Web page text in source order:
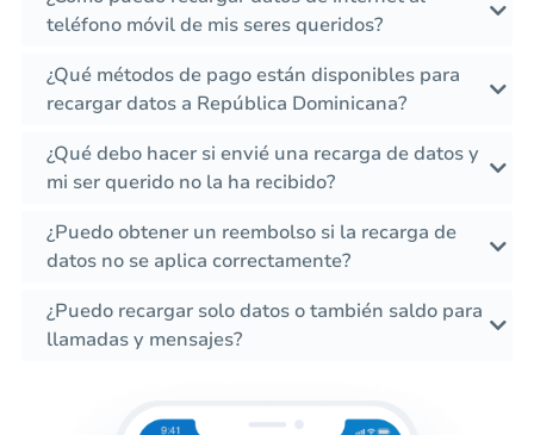
teléfono móvil de mis seres queridos?
¿Qué métodos de pago están disponibles para
recargar datos a República Dominicana?
¿Qué debo hacer si envié una recarga de datos y
mi ser querido no la ha recibido?
¿Puedo obtener un reembolso si la recarga de
datos no se aplica correctamente?
¿Puedo recargar solo datos o también saldo para
llamadas y mensajes?